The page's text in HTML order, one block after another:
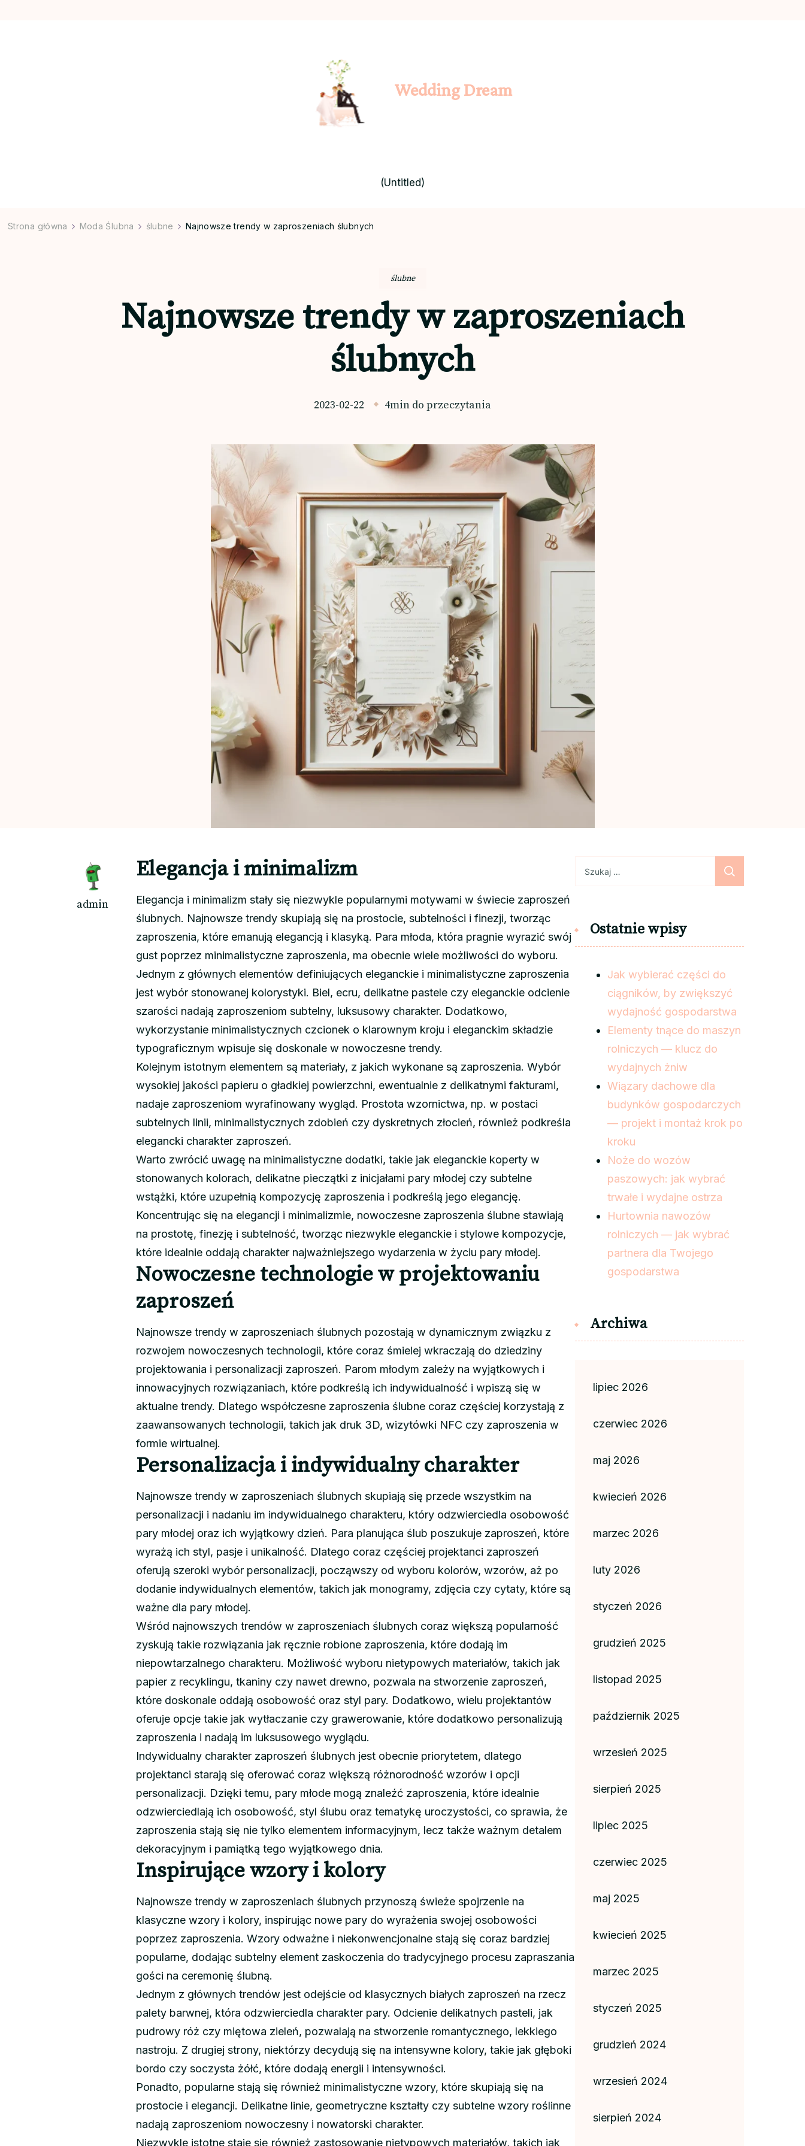
Wedding Dream
(Untitled)
Strona główna Moda Ślubna ślubne Najnowsze trendy w zaproszeniach ślubnych
ślubne
Najnowsze trendy w zaproszeniach
ślubnych
2023-02-22 4min do przeczytania
admin
Elegancja i minimalizm
Elegancja i minimalizm stały się niezwykle popularnymi motywami w świecie zaproszeń
ślubnych. Najnowsze trendy skupiają się na prostocie, subtelności i finezji, tworząc
zaproszenia, które emanują elegancją i klasyką. Para młoda, która pragnie wyrazić swój
gust poprzez minimalistyczne zaproszenia, ma obecnie wiele możliwości do wyboru.
Jednym z głównych elementów definiujących eleganckie i minimalistyczne zaproszenia
jest wybór stonowanej kolorystyki. Biel, ecru, delikatne pastele czy eleganckie odcienie
szarości nadają zaproszeniom subtelny, luksusowy charakter. Dodatkowo,
wykorzystanie minimalistycznych czcionek o klarownym kroju i eleganckim składzie
typograficznym wpisuje się doskonale w nowoczesne trendy.
Kolejnym istotnym elementem są materiały, z jakich wykonane są zaproszenia. Wybór
wysokiej jakości papieru o gładkiej powierzchni, ewentualnie z delikatnymi fakturami,
nadaje zaproszeniom wyrafinowany wygląd. Prostota wzornictwa, np. w postaci
subtelnych linii, minimalistycznych zdobień czy dyskretnych złocień, również podkreśla
elegancki charakter zaproszeń.
Warto zwrócić uwagę na minimalistyczne dodatki, takie jak eleganckie koperty w
stonowanych kolorach, delikatne pieczątki z inicjałami pary młodej czy subtelne
wstążki, które uzupełnią kompozycję zaproszenia i podkreślą jego elegancję.
Koncentrując się na elegancji i minimalizmie, nowoczesne zaproszenia ślubne stawiają
na prostotę, finezję i subtelność, tworząc niezwykle eleganckie i stylowe kompozycje,
które idealnie oddają charakter najważniejszego wydarzenia w życiu pary młodej.
Nowoczesne technologie w projektowaniu
zaproszeń
Najnowsze trendy w zaproszeniach ślubnych pozostają w dynamicznym związku z
rozwojem nowoczesnych technologii, które coraz śmielej wkraczają do dziedziny
projektowania i personalizacji zaproszeń. Parom młodym zależy na wyjątkowych i
innowacyjnych rozwiązaniach, które podkreślą ich indywidualność i wpiszą się w
aktualne trendy. Dlatego współczesne zaproszenia ślubne coraz częściej korzystają z
zaawansowanych technologii, takich jak druk 3D, wizytówki NFC czy zaproszenia w
formie wirtualnej.
Personalizacja i indywidualny charakter
Najnowsze trendy w zaproszeniach ślubnych skupiają się przede wszystkim na
personalizacji i nadaniu im indywidualnego charakteru, który odzwierciedla osobowość
pary młodej oraz ich wyjątkowy dzień. Para planująca ślub poszukuje zaproszeń, które
wyrażą ich styl, pasje i unikalność. Dlatego coraz częściej projektanci zaproszeń
oferują szeroki wybór personalizacji, począwszy od wyboru kolorów, wzorów, aż po
dodanie indywidualnych elementów, takich jak monogramy, zdjęcia czy cytaty, które są
ważne dla pary młodej.
Wśród najnowszych trendów w zaproszeniach ślubnych coraz większą popularność
zyskują takie rozwiązania jak ręcznie robione zaproszenia, które dodają im
niepowtarzalnego charakteru. Możliwość wyboru nietypowych materiałów, takich jak
papier z recyklingu, tkaniny czy nawet drewno, pozwala na stworzenie zaproszeń,
które doskonale oddają osobowość oraz styl pary. Dodatkowo, wielu projektantów
oferuje opcje takie jak wytłaczanie czy grawerowanie, które dodatkowo personalizują
zaproszenia i nadają im luksusowego wyglądu.
Indywidualny charakter zaproszeń ślubnych jest obecnie priorytetem, dlatego
projektanci starają się oferować coraz większą różnorodność wzorów i opcji
personalizacji. Dzięki temu, pary młode mogą znaleźć zaproszenia, które idealnie
odzwierciedlają ich osobowość, styl ślubu oraz tematykę uroczystości, co sprawia, że
zaproszenia stają się nie tylko elementem informacyjnym, lecz także ważnym detalem
dekoracyjnym i pamiątką tego wyjątkowego dnia.
Inspirujące wzory i kolory
Najnowsze trendy w zaproszeniach ślubnych przynoszą świeże spojrzenie na
klasyczne wzory i kolory, inspirując nowe pary do wyrażenia swojej osobowości
poprzez zaproszenia. Wzory odważne i niekonwencjonalne stają się coraz bardziej
popularne, dodając subtelny element zaskoczenia do tradycyjnego procesu zapraszania
gości na ceremonię ślubną.
Jednym z głównych trendów jest odejście od klasycznych białych zaproszeń na rzecz
palety barwnej, która odzwierciedla charakter pary. Odcienie delikatnych pasteli, jak
pudrowy róż czy miętowa zieleń, pozwalają na stworzenie romantycznego, lekkiego
nastroju. Z drugiej strony, niektórzy decydują się na intensywne kolory, takie jak głęboki
bordo czy soczysta żółć, które dodają energii i intensywności.
Ponadto, popularne stają się również minimalistyczne wzory, które skupiają się na
prostocie i elegancji. Delikatne linie, geometryczne kształty czy subtelne wzory roślinne
nadają zaproszeniom nowoczesny i nowatorski charakter.
Niezwykle istotne staje się również zastosowanie nietypowych materiałów, takich jak
Ostatnie wpisy
Jak wybierać części do
ciągników, by zwiększyć
wydajność gospodarstwa
Elementy tnące do maszyn
rolniczych — klucz do
wydajnych żniw
Wiązary dachowe dla
budynków gospodarczych
— projekt i montaż krok po
kroku
Noże do wozów
paszowych: jak wybrać
trwałe i wydajne ostrza
Hurtownia nawozów
rolniczych — jak wybrać
partnera dla Twojego
gospodarstwa
Archiwa
lipiec 2026
czerwiec 2026
maj 2026
kwiecień 2026
marzec 2026
luty 2026
styczeń 2026
grudzień 2025
listopad 2025
październik 2025
wrzesień 2025
sierpień 2025
lipiec 2025
czerwiec 2025
maj 2025
kwiecień 2025
marzec 2025
styczeń 2025
grudzień 2024
wrzesień 2024
sierpień 2024